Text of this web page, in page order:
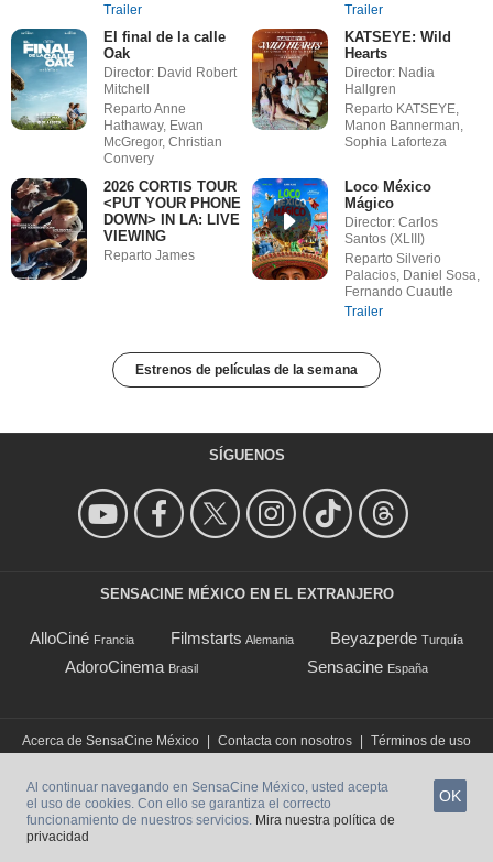
Trailer
Trailer
El final de la calle
Oak
Director: David Robert
Mitchell
Reparto Anne
Hathaway, Ewan
McGregor, Christian
Convery
KATSEYE: Wild
Hearts
Director: Nadia
Hallgren
Reparto KATSEYE,
Manon Bannerman,
Sophia Laforteza
2026 CORTIS TOUR
<PUT YOUR PHONE
DOWN> IN LA: LIVE
VIEWING
Reparto James
Loco México
Mágico
Director: Carlos
Santos (XLIII)
Reparto Silverio
Palacios, Daniel Sosa,
Fernando Cuautle
Trailer
Estrenos de películas de la semana
SÍGUENOS
SENSACINE MÉXICO EN EL EXTRANJERO
AlloCiné Francia Filmstarts Alemania Beyazperde Turquía
AdoroCinema Brasil Sensacine España
Acerca de SensaCine México | Contacta con nosotros | Términos de uso
Al continuar navegando en SensaCine México, usted acepta
el uso de cookies. Con ello se garantiza el correcto
funcionamiento de nuestros servicios. Mira nuestra política de
privacidad
OK